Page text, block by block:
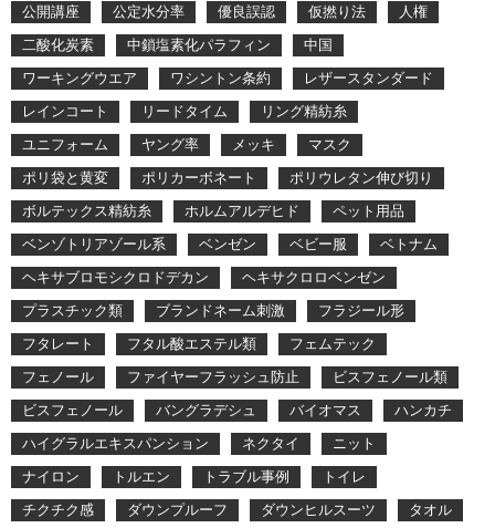
公開講座
公定水分率 優良誤認 仮撚り法
人権
二酸化炭素
中鎖塩素化パラフィン
中国
ワーキングウエア
ワシントン条約
レザースタンダード
レインコート
リードタイム
リング精紡糸
ユニフォーム
ヤング率 メッキ
マスク
ポリ袋と黄変
ポリカーボネート
ポリウレタン伸び切り
ボルテックス精紡糸
ホルムアルデヒド
ペット用品
ベンゾトリアゾール系
ベンゼン ベビー服
ベトナム
ヘキサブロモシクロドデカン
ヘキサクロロベンゼン
プラスチック類
ブランドネーム刺激
フラジール形
フタレート
フタル酸エステル類
フェムテック
フェノール
ファイヤーフラッシュ防止
ビスフェノール類
ビスフェノール
バングラデシュ バイオマス
ハンカチ
ハイグラルエキスパンション
ネクタイ
ニット
ナイロン
トルエン トラブル事例
トイレ
チクチク感
ダウンプルーフ ダウンヒルスーツ タオル